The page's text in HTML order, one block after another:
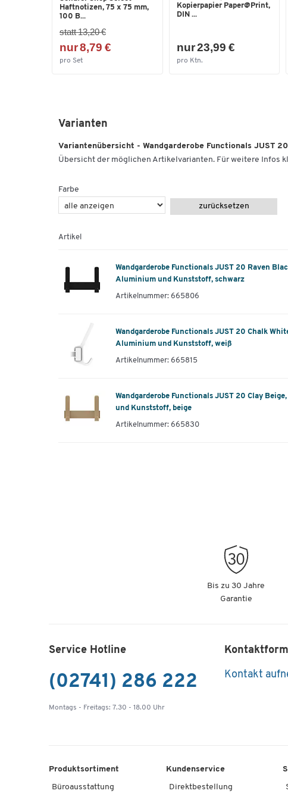
Haftnotizen, 75 x 75 mm,
100 B...
statt 13,20 €
nur 8,79 €
pro Set
Kopierpapier Paper@Print,
DIN ...
nur 23,99 €
pro Ktn.
Varianten
Variantenübersicht - Wandgarderobe Functionals JUST
Übersicht der möglichen Artikelvarianten. Für weitere Infos
Farbe
zurücksetzen
Artikel
Wandgarderobe Functionals JUST 20 Raven
Aluminium und Kunststoff, schwarz
Artikelnummer: 665806
Wandgarderobe Functionals JUST 20 Chalk
Aluminium und Kunststoff, weiß
Artikelnummer: 665815
Wandgarderobe Functionals JUST 20 Clay
und Kunststoff, beige
Artikelnummer: 665830
Bis zu 30 Jahre
Garantie
Service Hotline
(02741) 286 222
Montags - Freitags: 7.30 - 18.00 Uhr
Kontakt
Produktsortiment
Büroausstattung
Kundenservice
Direktbestellung